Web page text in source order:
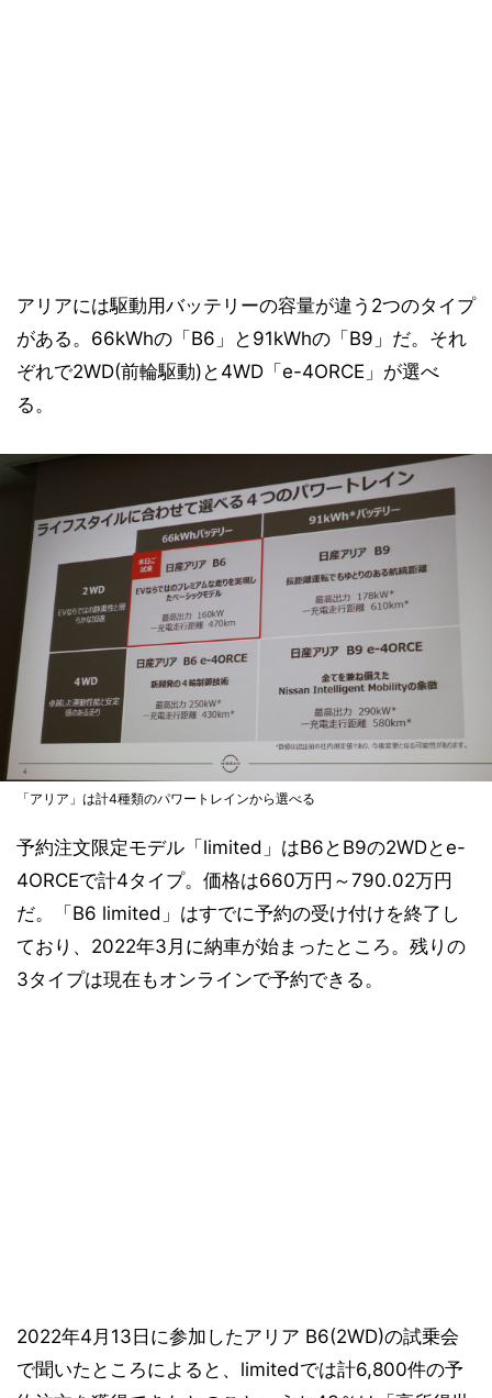
アリアには駆動用バッテリーの容量が違う2つのタイプ
がある。66kWhの「B6」と91kWhの「B9」だ。それ
ぞれで2WD(前輪駆動)と4WD「e-4ORCE」が選べ
る。
「アリア」は計4種類のパワートレインから選べる
予約注文限定モデル「limited」はB6とB9の2WDとe-
4ORCEで計4タイプ。価格は660万円～790.02万円
だ。「B6 limited」はすでに予約の受け付けを終了し
ており、2022年3月に納車が始まったところ。残りの
3タイプは現在もオンラインで予約できる。
2022年4月13日に参加したアリア B6(2WD)の試乗会
で聞いたところによると、limitedでは計6,800件の予